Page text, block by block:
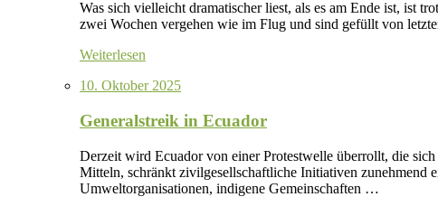
Was sich vielleicht dramatischer liest, als es am Ende ist, ist
zwei Wochen vergehen wie im Flug und sind gefüllt von
Weiterlesen
10. Oktober 2025
Generalstreik in Ecuador
Derzeit wird Ecuador von einer Protestwelle überrollt, die
Mitteln, schränkt zivilgesellschaftliche Initiativen zunehmend
Umweltorganisationen, indigene Gemeinschaften …